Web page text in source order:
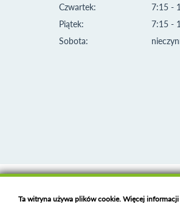
Czwartek:
Piątek:
Sobota:
7:15 -
7:15 -
Deklaracja dostępności
Ta witryna używa plików cookie. Więcej